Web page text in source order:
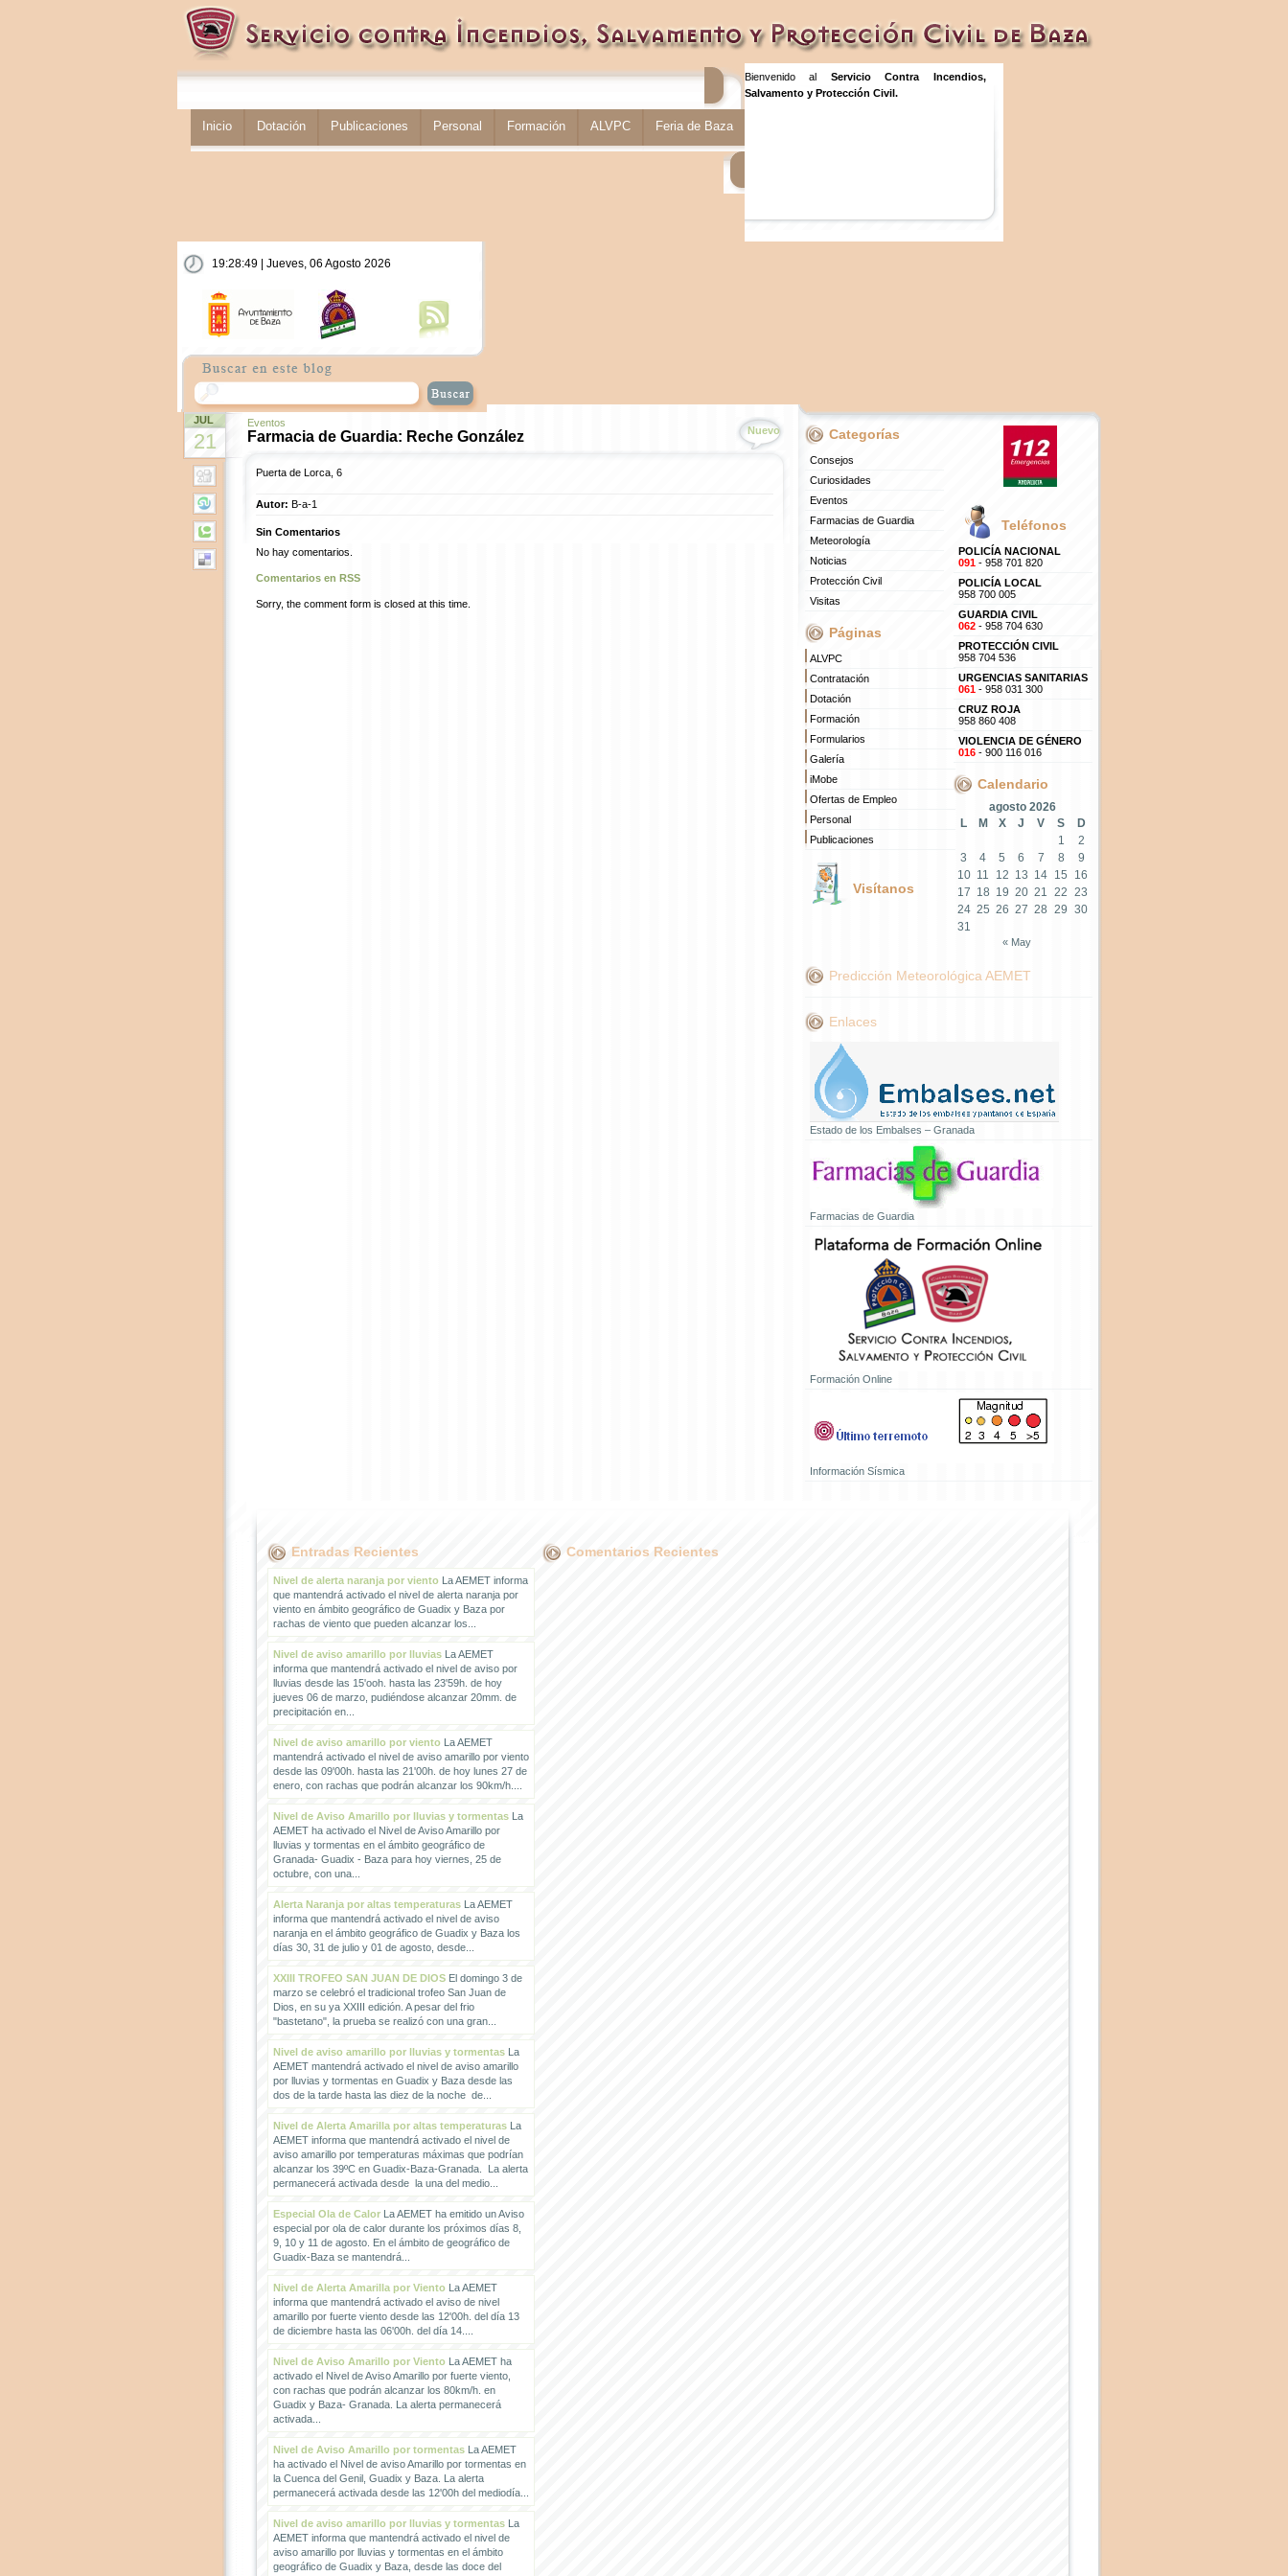
Inicio Dotación Publicaciones Personal Formación ALVPC Feria de Baza
Bienvenido al Servicio Contra Incendios,
Salvamento y Protección Civil.
19:28:50 | Jueves, 06 Agosto 2026
JUL
21
Eventos
Farmacia de Guardia: Reche González Nuevo
Puerta de Lorca, 6
Autor: B-a-1
Sin Comentarios
No hay comentarios.
Comentarios en RSS
Sorry, the comment form is closed at this time.
Categorías
Consejos
Curiosidades
Eventos
Farmacias de Guardia
Meteorología
Noticias
Protección Civil
Visitas
Páginas
ALVPC
Contratación
Dotación
Formación
Formularios
Galería
iMobe
Ofertas de Empleo
Personal
Publicaciones
Visítanos
Teléfonos
POLICÍA NACIONAL
091- 958 701 820
POLICÍA LOCAL
958 700 005
GUARDIA CIVIL
062- 958 704 630
PROTECCIÓN CIVIL
958 704 536
URGENCIAS SANITARIAS
061- 958 031 300
CRUZ ROJA
958 860 408
VIOLENCIA DE GÉNERO
016- 900 116 016
Calendario
agosto 2026
L
M X J V S
D
1
2
3
4 5 6 7 8
9
10 11 12 13 14 15
16
17 18 19 20 21 22 23
24 25 26 27 28 29 30
31
« May
Predicción Meteorológica AEMET
Enlaces
Estado de los Embalses – Granada
Farmacias de Guardia
Formación Online
Información Sísmica
Entradas Recientes
Nivel de alerta naranja por vientoLa AEMET informa
que mantendrá activado el nivel de alerta naranja por
viento en ámbito geográfico de Guadix y Baza por
rachas de viento que pueden alcanzar los...
Nivel de aviso amarillo por lluviasLa AEMET
informa que mantendrá activado el nivel de aviso por
lluvias desde las 15'ooh. hasta las 23'59h. de hoy
jueves 06 de marzo, pudiéndose alcanzar 20mm. de
precipitación en...
Nivel de aviso amarillo por vientoLa AEMET
mantendrá activado el nivel de aviso amarillo por viento
desde las 09'00h. hasta las 21'00h. de hoy lunes 27 de
enero, con rachas que podrán alcanzar los 90km/h....
Nivel de Aviso Amarillo por lluvias y tormentasLa
AEMET ha activado el Nivel de Aviso Amarillo por
lluvias y tormentas en el ámbito geográfico de
Granada- Guadix - Baza para hoy viernes, 25 de
octubre, con una...
Alerta Naranja por altas temperaturasLa AEMET
informa que mantendrá activado el nivel de aviso
naranja en el ámbito geográfico de Guadix y Baza los
días 30, 31 de julio y 01 de agosto, desde...
XXIII TROFEO SAN JUAN DE DIOSEl domingo 3 de
marzo se celebró el tradicional trofeo San Juan de
Dios, en su ya XXIII edición. A pesar del frio
"bastetano", la prueba se realizó con una gran...
Nivel de aviso amarillo por lluvias y tormentasLa
AEMET mantendrá activado el nivel de aviso amarillo
por lluvias y tormentas en Guadix y Baza desde las
dos de la tarde hasta las diez de la noche de...
Nivel de Alerta Amarilla por altas temperaturasLa
AEMET informa que mantendrá activado el nivel de
aviso amarillo por temperaturas máximas que podrían
alcanzar los 39ºC en Guadix-Baza-Granada. La alerta
permanecerá activada desde la una del medio...
Especial Ola de CalorLa AEMET ha emitido un Aviso
especial por ola de calor durante los próximos días 8,
9, 10 y 11 de agosto. En el ámbito de geográfico de
Guadix-Baza se mantendrá...
Nivel de Alerta Amarilla por VientoLa AEMET
informa que mantendrá activado el aviso de nivel
amarillo por fuerte viento desde las 12'00h. del día 13
de diciembre hasta las 06'00h. del día 14....
Nivel de Aviso Amarillo por VientoLa AEMET ha
activado el Nivel de Aviso Amarillo por fuerte viento,
con rachas que podrán alcanzar los 80km/h. en
Guadix y Baza- Granada. La alerta permanecerá
activada...
Nivel de Aviso Amarillo por tormentasLa AEMET
ha activado el Nivel de aviso Amarillo por tormentas en
la Cuenca del Genil, Guadix y Baza. La alerta
permanecerá activada desde las 12'00h del mediodía...
Nivel de aviso amarillo por lluvias y tormentasLa
AEMET informa que mantendrá activado el nivel de
aviso amarillo por lluvias y tormentas en el ámbito
geográfico de Guadix y Baza, desde las doce del
Comentarios Recientes